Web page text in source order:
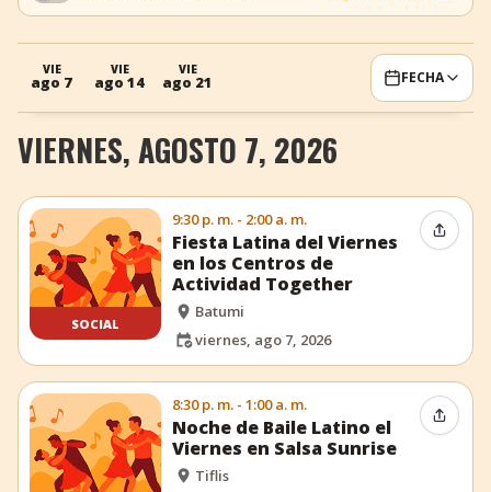
+ Añadir evento
VIE
ago 7
VIE
ago 14
VIE
ago 21 FECHA
VIERNES, AGOSTO 7, 2026
SOCIAL
9:30 p. m. - 2:00 a. m.
Fiesta Latina del Viernes
en los Centros de
Actividad Together
Batumi
viernes, ago 7, 2026
8:30 p. m. - 1:00 a. m.
Noche de Baile Latino el
Viernes en Salsa Sunrise
Tiflis